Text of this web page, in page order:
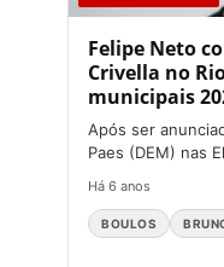
Felipe Neto
Crivella no
municipais
Após ser
Paes (DEM) nas
Há 6 anos
BOULOS